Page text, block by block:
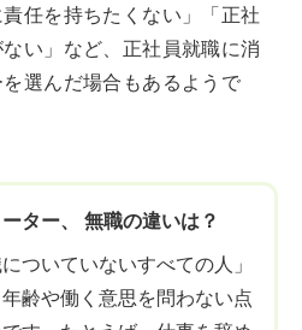
任を持ちたくない」「正社
い」など、正社員就職に消
選んだ場合もあるようで
ター、 無職の違いは？
ついていないすべての人」
齢や働く意思を問わない点